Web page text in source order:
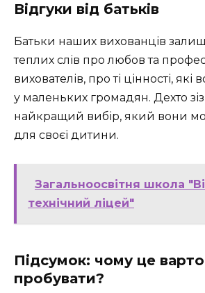
Відгуки від батьків
Батьки наших вихованців
теплих слів про любов та
вихователів, про ті цінності,
у маленьких громадян. Дехто
найкращий вибір, який вони
для своєї дитини.
Загальноосвітня школа
технічний ліцей"
Підсумок: чому це варто
пробувати?